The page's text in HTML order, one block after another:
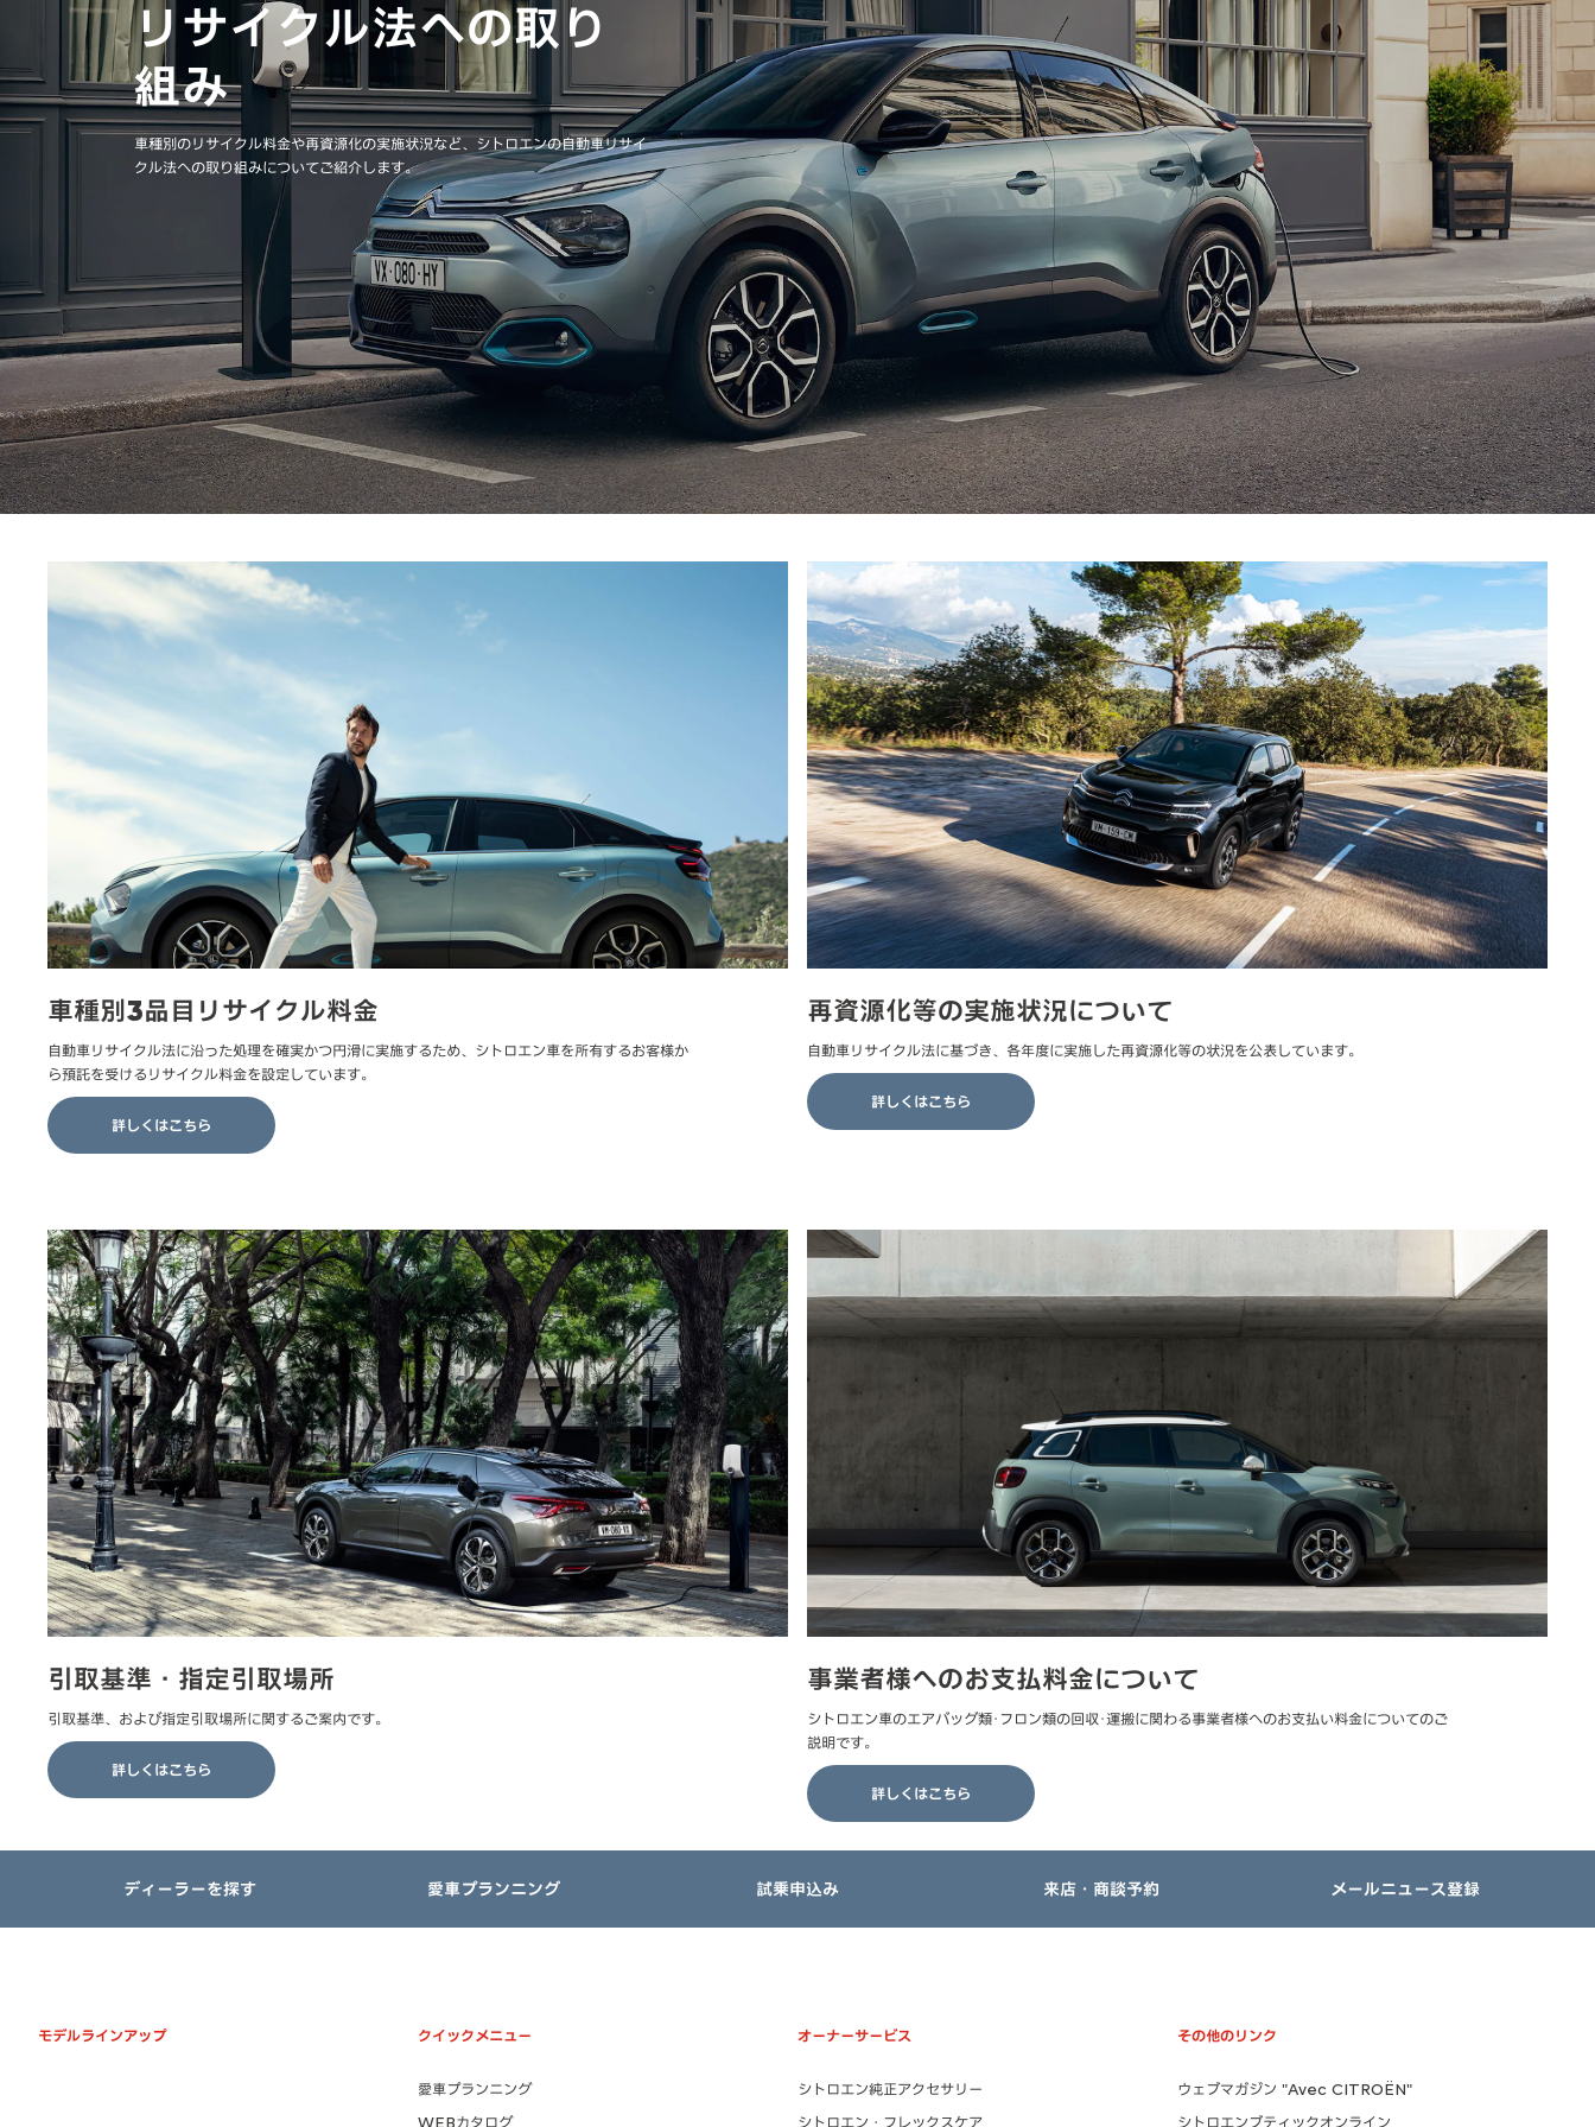
リサイクル法への取り
組み
車種別のリサイクル料金や再資源化の実施状況など、シトロエンの自動車リサイ
クル法への取り組みについてご紹介します。
車種別3品目リサイクル料金
自動車リサイクル法に沿った処理を確実かつ円滑に実施するため、シトロエン車を所有するお客様か
ら預託を受けるリサイクル料金を設定しています。
詳しくはこちら
再資源化等の実施状況について
自動車リサイクル法に基づき、各年度に実施した再資源化等の状況を公表しています。
詳しくはこちら
引取基準・指定引取場所
引取基準、および指定引取場所に関するご案内です。
詳しくはこちら
事業者様へのお支払料金について
シトロエン車のエアバッグ類･フロン類の回収･運搬に関わる事業者様へのお支払い料金についてのご
説明です。
詳しくはこちら
ディーラーを探す 愛車プランニング 試乗申込み 来店・商談予約 メールニュース登録
モデルラインアップ クイックメニュー
愛車プランニング
オーナーサービス
シトロエン純正アクセサリー
その他のリンク
ウェブマガジン "Avec CITROËN"